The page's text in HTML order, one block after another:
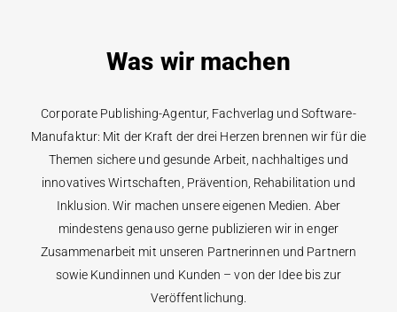
Was wir machen
Corporate Publishing-Agentur, Fachverlag und Software-
Manufaktur: Mit der Kraft der drei Herzen brennen wir für die
Themen sichere und gesunde Arbeit, nachhaltiges und
innovatives Wirtschaften, Prävention, Rehabilitation und
Inklusion. Wir machen unsere eigenen Medien. Aber
mindestens genauso gerne publizieren wir in enger
Zusammenarbeit mit unseren Partnerinnen und Partnern
sowie Kundinnen und Kunden – von der Idee bis zur
Veröffentlichung.